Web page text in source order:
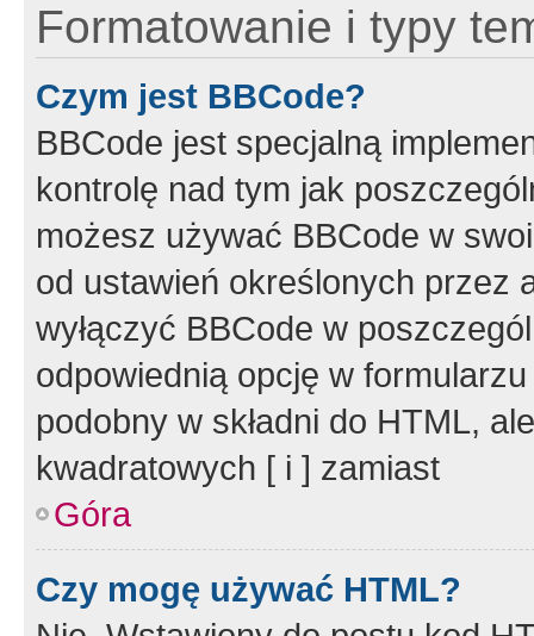
Formatowanie i typy
Czym jest BBCode?
BBCode jest specjalną
kontrolę nad tym jak
możesz używać BBCode w
od ustawień określonych przez
wyłączyć BBCode w
odpowiednią opcję w
podobny w składni do HTML,
kwadratowych [ i ] zamiast
Góra
Czy mogę używać HTML?